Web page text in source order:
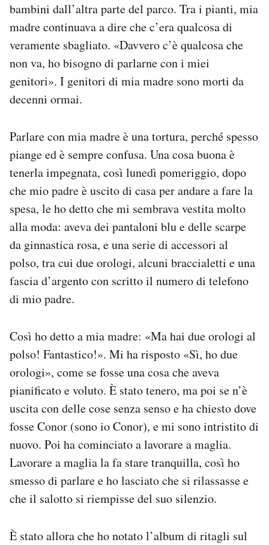
bambini dall’altra parte del parco. Tra i pianti, mia
madre continuava a dire che c’era qualcosa di
veramente sbagliato. «Davvero c’è qualcosa che
non va, ho bisogno di parlarne con i miei
genitori». I genitori di mia madre sono morti da
decenni ormai.
Parlare con mia madre è una tortura, perché spesso
piange ed è sempre confusa. Una cosa buona è
tenerla impegnata, così lunedì pomeriggio, dopo
che mio padre è uscito di casa per andare a fare la
spesa, le ho detto che mi sembrava vestita molto
alla moda: aveva dei pantaloni blu e delle scarpe
da ginnastica rosa, e una serie di accessori al
polso, tra cui due orologi, alcuni braccialetti e una
fascia d’argento con scritto il numero di telefono
di mio padre.
Così ho detto a mia madre: «Ma hai due orologi al
polso! Fantastico!». Mi ha risposto «Sì, ho due
orologi», come se fosse una cosa che aveva
pianificato e voluto. È stato tenero, ma poi se n’è
uscita con delle cose senza senso e ha chiesto dove
fosse Conor (sono io Conor), e mi sono intristito di
nuovo. Poi ha cominciato a lavorare a maglia.
Lavorare a maglia la fa stare tranquilla, così ho
smesso di parlare e ho lasciato che si rilassasse e
che il salotto si riempisse del suo silenzio.
È stato allora che ho notato l’album di ritagli sul